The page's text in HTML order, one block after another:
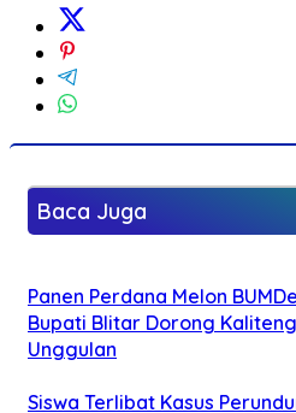
Baca Juga
Panen Perdana Melon
Bupati Blitar Dorong
Unggulan
Siswa Terlibat Kasus